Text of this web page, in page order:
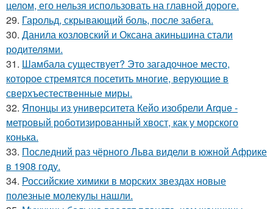
целом, его нельзя использовать на главной дороге.
29. Гарольд, скрывающий боль, после забега.
30. Данила козловский и Оксана акиньшина стали
родителями.
31. Шамбала существует? Это загадочное место,
которое стремятся посетить многие, верующие в
сверхъестественные миры.
32. Японцы из университета Кейо изобрели Arque -
метровый роботизированный хвост, как у морского
конька.
33. Последний раз чёрного Льва видели в южной Африке
в 1908 году.
34. Российские химики в морских звездах новые
полезные молекулы нашли.